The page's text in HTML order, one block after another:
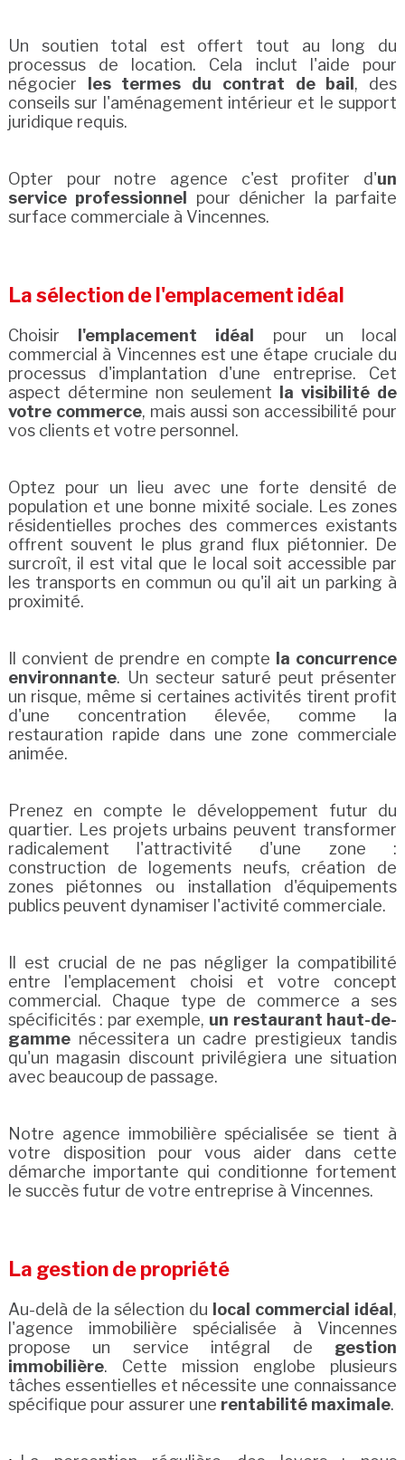
Un soutien total est offert tout au long du
processus de location. Cela inclut l'aide pour
négocier
les termes du contrat de bail , des
conseils sur l'aménagement intérieur et le support
juridique requis.
Opter pour notre agence c'est profiter d'un
service professionnel
pour dénicher la parfaite
surface commerciale à Vincennes.
La sélection de l'emplacement idéal
Choisir l'emplacement idéal
pour un local
commercial à Vincennes est une étape cruciale du
processus d'implantation d'une entreprise. Cet
aspect détermine non seulement
la visibilité de
votre commerce, mais aussi son accessibilité pour
vos clients et votre personnel.
Optez pour un lieu avec une forte densité de
population et une bonne mixité sociale. Les zones
résidentielles proches des commerces existants
offrent souvent le plus grand flux piétonnier. De
surcroît, il est vital que le local soit accessible par
les transports en commun ou qu'il ait un parking à
proximité.
Il convient de prendre en compte
la concurrence
environnante. Un secteur saturé peut présenter
un risque, même si certaines activités tirent profit
d'une concentration élevée, comme la
restauration rapide dans une zone commerciale
animée.
Prenez en compte le développement futur du
quartier. Les projets urbains peuvent transformer
radicalement l'attractivité d'une zone :
construction de logements neufs, création de
zones piétonnes ou installation d'équipements
publics peuvent dynamiser l'activité commerciale.
Il est crucial de ne pas négliger la compatibilité
entre l'emplacement choisi et votre concept
commercial. Chaque type de commerce a ses
spécificités : par exemple, un restaurant haut-de-
gammenécessitera un cadre prestigieux tandis
qu'un magasin discount privilégiera une situation
avec beaucoup de passage.
Notre agence immobilière spécialisée se tient à
votre disposition pour vous aider dans cette
démarche importante qui conditionne fortement
le succès futur de votre entreprise à Vincennes.
La gestion de propriété
Au-delà de la sélection du local commercial idéal ,
l'agence immobilière spécialisée à Vincennes
propose un service intégral de gestion
immobilière. Cette mission englobe plusieurs
tâches essentielles et nécessite une connaissance
spécifique pour assurer une rentabilité maximale.